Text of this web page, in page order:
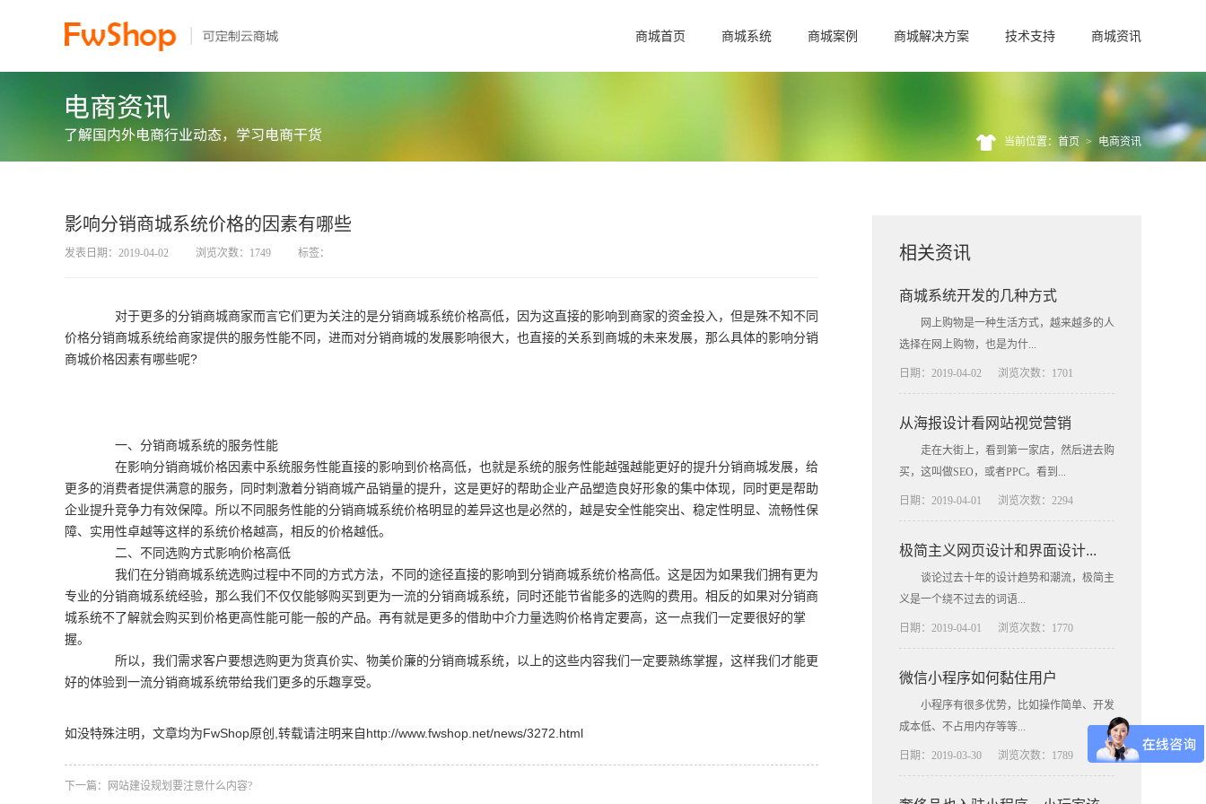
商城首页 商城系统 商城案例 商城解决方案 技术支持 商城资讯
当前位置：首页 > 电商资讯
影响分销商城系统价格的因素有哪些
发表日期：2019-04-02 浏览次数：1749 标签：
对于更多的分销商城商家而言它们更为关注的是分销商城系统价格高低，因为这直接的影响到商家的资金投入，但是殊不知不同
价格分销商城系统给商家提供的服务性能不同，进而对分销商城的发展影响很大，也直接的关系到商城的未来发展，那么具体的影响分销
商城价格因素有哪些呢?
一、分销商城系统的服务性能
在影响分销商城价格因素中系统服务性能直接的影响到价格高低，也就是系统的服务性能越强越能更好的提升分销商城发展，给
更多的消费者提供满意的服务，同时刺激着分销商城产品销量的提升，这是更好的帮助企业产品塑造良好形象的集中体现，同时更是帮助
企业提升竞争力有效保障。所以不同服务性能的分销商城系统价格明显的差异这也是必然的，越是安全性能突出、稳定性明显、流畅性保
障、实用性卓越等这样的系统价格越高，相反的价格越低。
二、不同选购方式影响价格高低
我们在分销商城系统选购过程中不同的方式方法，不同的途径直接的影响到分销商城系统价格高低。这是因为如果我们拥有更为
专业的分销商城系统经验，那么我们不仅仅能够购买到更为一流的分销商城系统，同时还能节省能多的选购的费用。相反的如果对分销商
城系统不了解就会购买到价格更高性能可能一般的产品。再有就是更多的借助中介力量选购价格肯定要高，这一点我们一定要很好的掌
握。
所以，我们需求客户要想选购更为货真价实、物美价廉的分销商城系统，以上的这些内容我们一定要熟练掌握，这样我们才能更
好的体验到一流分销商城系统带给我们更多的乐趣享受。
如没特殊注明，文章均为FwShop原创,转载请注明来自http://www.fwshop.net/news/3272.html
下一篇： 网站建设规划要注意什么内容?
相关资讯
商城系统开发的几种方式
网上购物是一种生活方式，越来越多的人
选择在网上购物，也是为什...
日期：2019-04-02 浏览次数：1701
从海报设计看网站视觉营销
走在大街上，看到第一家店，然后进去购
买，这叫做SEO，或者PPC。看到...
日期：2019-04-01 浏览次数：2294
极简主义网页设计和界面设计...
谈论过去十年的设计趋势和潮流，极简主
义是一个绕不过去的词语...
日期：2019-04-01 浏览次数：1770
微信小程序如何黏住用户
小程序有很多优势，比如操作简单、开发
成本低、不占用内存等等...
日期：2019-03-30 浏览次数：1789